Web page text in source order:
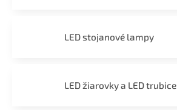
LED stojanové lampy
LED žiarovky a LED trubice